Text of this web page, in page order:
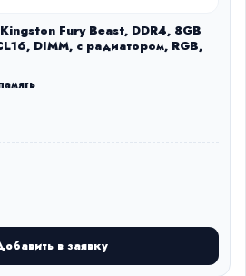
Fury Beast, DDR4, 8GB
DIMM, с радиатором, RGB,
в заявку